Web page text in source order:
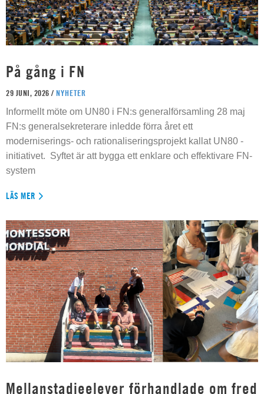
På gång i FN
29 JUNI, 2026 / NYHETER
Informellt möte om UN80 i FN:s generalförsamling 28 maj
FN:s generalsekreterare inledde förra året ett
moderniserings- och rationaliseringsprojekt kallat UN80 -
initiativet. Syftet är att bygga ett enklare och effektivare FN-
system
LÄS MER
Mellanstadieelever förhandlade om fred